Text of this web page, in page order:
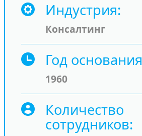
Индустрия
Консалтинг
Год основания
1960
Количество
сотрудников